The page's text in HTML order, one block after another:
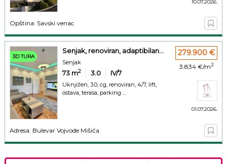
10.07.2026.
Opština: Savski venac
3D TURA
Senjak, renoviran, adaptibilan...
Senjak
73 m2 3.0 IV/7
Uknjižen, 3.0, cg, renoviran, 4/7, lift,
ostava, terasa, parking ...
279.900 €
3.834 €/m2
01.07.2026.
Adresa: Bulevar Vojvode Mišića